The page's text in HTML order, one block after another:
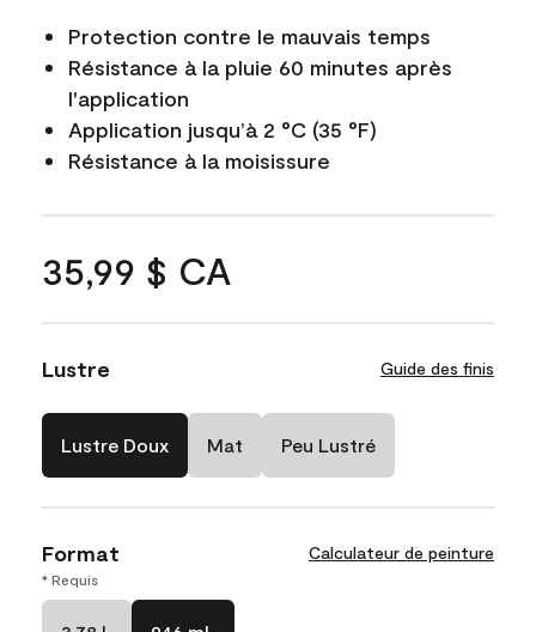
Protection contre le mauvais temps
Résistance à la pluie 60 minutes après
l'application
Application jusqu’à 2 °C (35 °F)
Résistance à la moisissure
35,99 $ CA
Lustre Guide des finis
Lustre Doux Mat Peu Lustré
Format Calculateur de peinture
* Requis